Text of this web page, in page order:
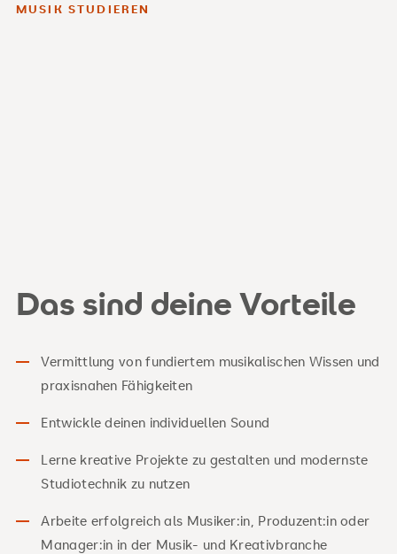
MUSIK STUDIEREN
Das sind deine Vorteile
Vermittlung von fundiertem musikalischen Wissen und
praxisnahen Fähigkeiten
Entwickle deinen individuellen Sound
Lerne kreative Projekte zu gestalten und modernste
Studiotechnik zu nutzen
Arbeite erfolgreich als Musiker:in, Produzent:in oder
Manager:in in der Musik- und Kreativbranche